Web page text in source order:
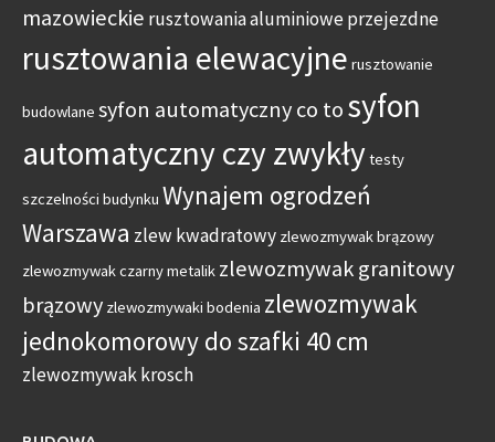
mazowieckie rusztowania aluminiowe przejezdne
rusztowania elewacyjne rusztowanie
budowlane syfon automatyczny co tosyfon
automatyczny czy zwykłytesty
szczelności budynku Wynajem ogrodzeń
Warszawa zlew kwadratowy zlewozmywak brązowy
zlewozmywak czarny metalik zlewozmywak granitowy
brązowy zlewozmywaki bodenia zlewozmywak
jednokomorowy do szafki 40 cm
zlewozmywak krosch